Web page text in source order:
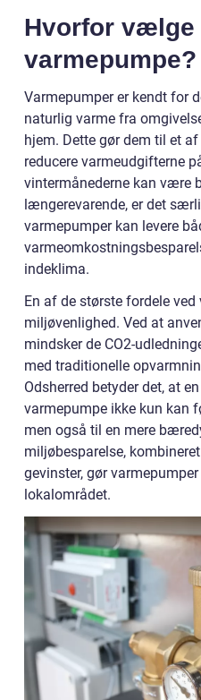
Hvorfor vælge
varmepumpe?
Varmepumper er kendt for
naturlig varme fra
hjem. Dette gør dem til et
reducere varmeudgifterne
vintermånederne kan være
længerevarende, er det
varmepumper kan levere
indeklima.
En af de største fordele
miljøvenlighed. Ved at
mindsker de CO2-
med traditionelle
Odsherred betyder det, at
varmepumpe ikke kun kan
men også til en mere
miljøbesparelse,
gevinster, gør
lokalområdet.